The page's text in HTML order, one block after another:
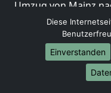
Umzug von Mainz
Umzug von Mainz
Umzug von Mainz
Umzug von Mainz
Umzug von Mainz
Umzug von Mainz
Diese
Einverstanden